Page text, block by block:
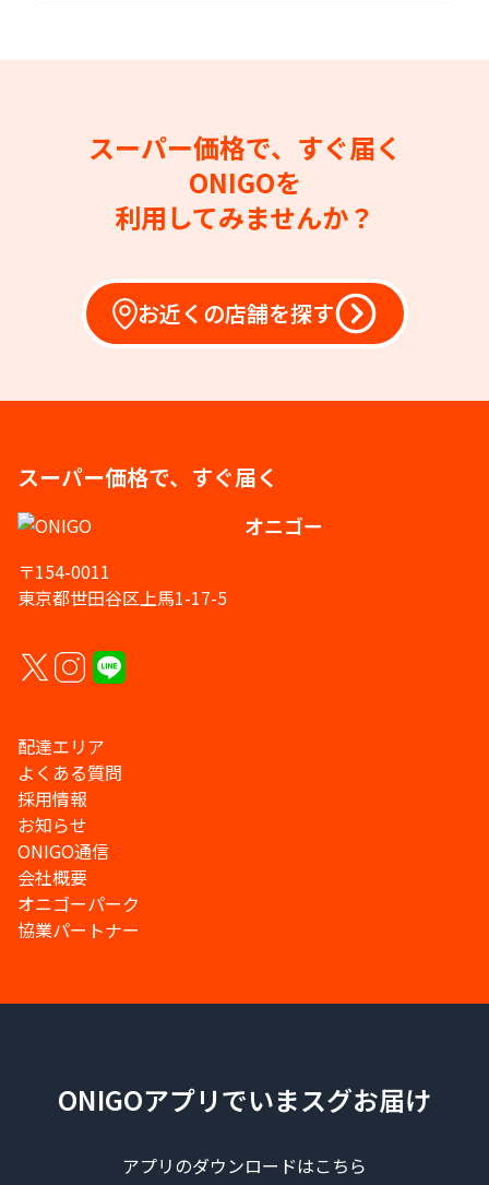
スーパー価格で、すぐ届く
ONIGOを
利用してみませんか？
お近くの店舗を探す
スーパー価格で、すぐ届く
オニゴー
〒154-0011
東京都世田谷区上馬1-17-5
配達エリア
よくある質問
採用情報
お知らせ
ONIGO通信
会社概要
オニゴーパーク
協業パートナー
ONIGOアプリでいまスグお届け
アプリのダウンロードはこちら